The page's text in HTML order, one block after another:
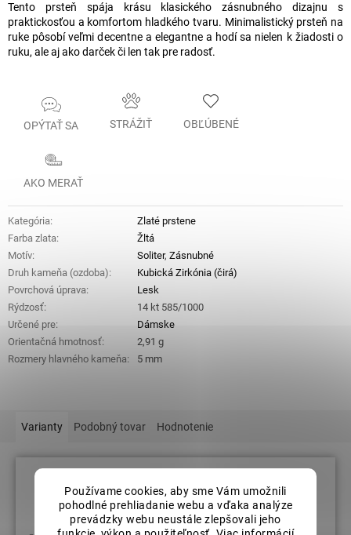
Používame cookies, aby sme Vám umožnili
pohodlné prehliadanie webu a vďaka analýze
prevádzky webu neustále zlepšovali jeho
Tento prsteň spája krásu klasického zásnubného dizajnu s
praktickosťou a komfortom hladkého tvaru. Minimalistický prsteň na
ruke pôsobí veľmi decentne a elegantne a hodí sa nielen k žiadosti o
ruku, ale aj ako darček či len tak pre radosť.
OPÝTAŤ SA STRÁŽIŤ OBĽÚBENÉ
AKO MERAŤ
Kategória:
Zlaté prstene
Farba zlata:
Žltá
Motív: Soliter, Zásnubné
Druh kameňa (ozdoba):
Kubická Zirkónia (čirá)
Povrchová úprava:
Lesk
Rýdzosť:
14 kt 585/1000
Určené pre:
Dámske
Orientačná hmotnosť:
2,91 g
Rozmery hlavného kameňa: 5 mm
Varianty Podobný tovar Hodnotenie
Veľkosť prsteňov: 54